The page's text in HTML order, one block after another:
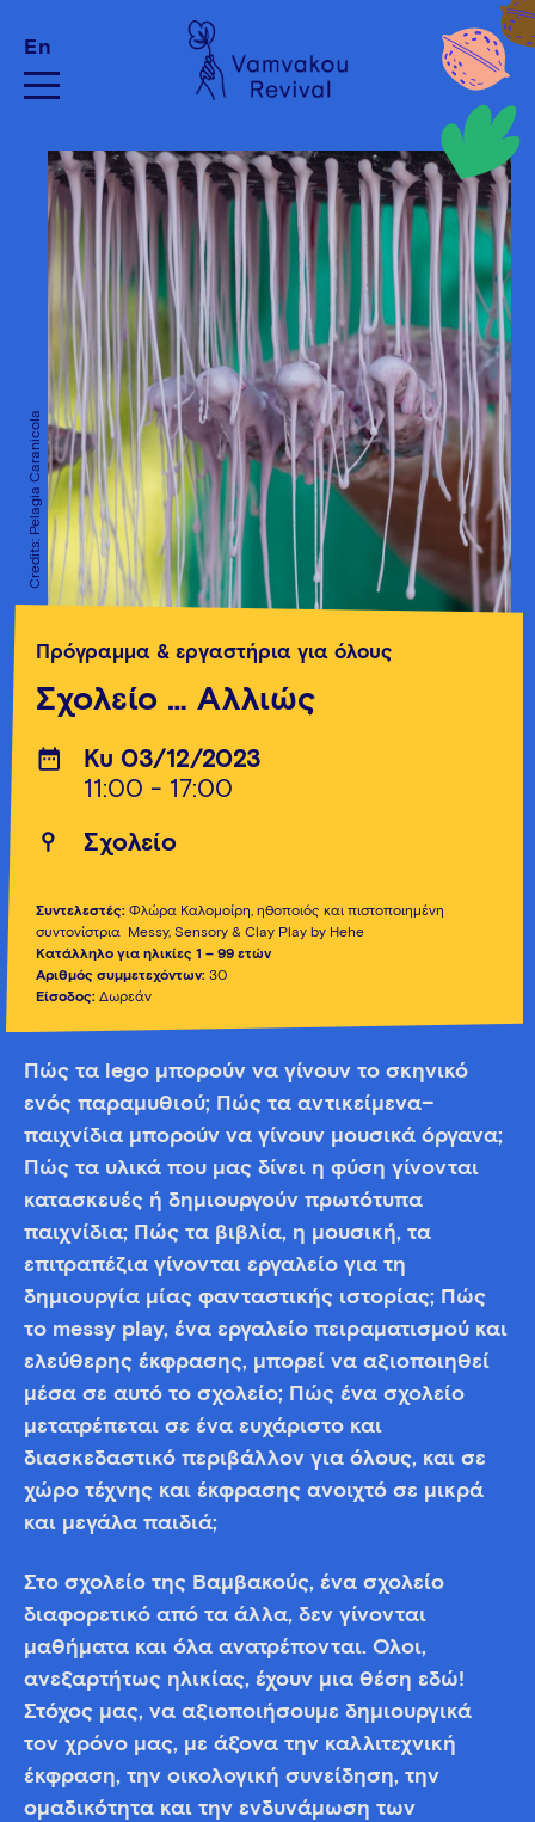
En
Credits: Pelagia Caranicola
Πρόγραμμα & εργαστήρια για όλους
Σχολείο … Αλλιώς
Κυ 03/12/2023
11:00 - 17:00
Σχολείο
Συντελεστές: Φλώρα Καλομοίρη, ηθοποιός και πιστοποιημένη
συντονίστρια Messy, Sensory & Clay Play by Hehe
Κατάλληλο για ηλικίες 1 – 99 ετών
Αριθμός συμμετεχόντων: 30
Είσοδος: Δωρεάν
Πώς τα lego μπορούν να γίνουν το σκηνικό
ενός παραμυθιού; Πώς τα αντικείμενα–
παιχνίδια μπορούν να γίνουν μουσικά όργανα;
Πώς τα υλικά που μας δίνει η φύση γίνονται
κατασκευές ή δημιουργούν πρωτότυπα
παιχνίδια; Πώς τα βιβλία, η μουσική, τα
επιτραπέζια γίνονται εργαλείο για τη
δημιουργία μίας φανταστικής ιστορίας; Πώς
το messy play, ένα εργαλείο πειραματισμού και
ελεύθερης έκφρασης, μπορεί να αξιοποιηθεί
μέσα σε αυτό το σχολείο; Πώς ένα σχολείο
μετατρέπεται σε ένα ευχάριστο και
διασκεδαστικό περιβάλλον για όλους, και σε
χώρο τέχνης και έκφρασης ανοιχτό σε μικρά
και μεγάλα παιδιά;
Στο σχολείο της Βαμβακούς, ένα σχολείο
διαφορετικό από τα άλλα, δεν γίνονται
μαθήματα και όλα ανατρέπονται. Όλοι,
ανεξαρτήτως ηλικίας, έχουν μια θέση εδώ!
Στόχος μας, να αξιοποιήσουμε δημιουργικά
τον χρόνο μας, με άξονα την καλλιτεχνική
έκφραση, την οικολογική συνείδηση, την
ομαδικότητα και την ενδυνάμωση των